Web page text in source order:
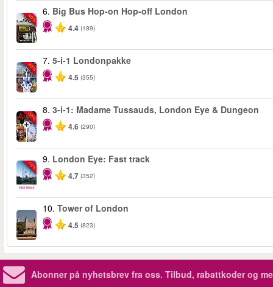
-40%
6. Big Bus Hop-on Hop-off London
4.4 (189)
-60%
7. 5-i-1 Londonpakke
4.5 (355)
-30%
8. 3-i-1: Madame Tussauds, London Eye & Dungeon
4.6 (290)
-15%
9. London Eye: Fast track
4.7 (352)
10. Tower of London
4.5 (823)
Abonner på nyhetsbrev fra oss. Tilbud, rabattkoder og